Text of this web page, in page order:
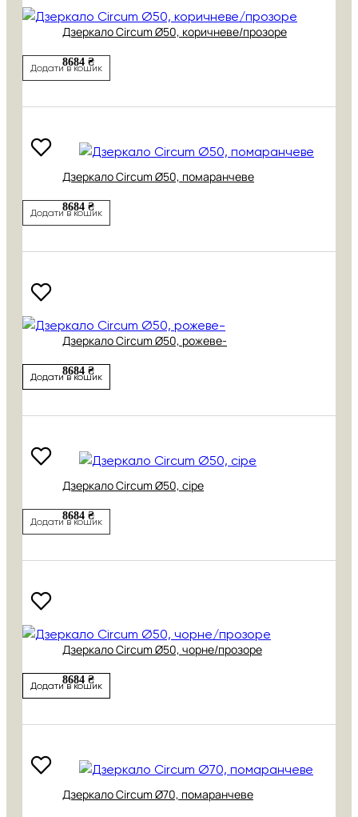
Дзеркало Circum Ø50, коричневе/прозоре
8684 ₴
Додати в кошик
Дзеркало Circum Ø50, помаранчеве
8684 ₴
Додати в кошик
Дзеркало Circum Ø50, рожеве-
8684 ₴
Додати в кошик
Дзеркало Circum Ø50, сіре
8684 ₴
Додати в кошик
Дзеркало Circum Ø50, чорне/прозоре
8684 ₴
Додати в кошик
Дзеркало Circum Ø70, помаранчеве